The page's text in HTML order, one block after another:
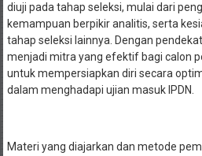
diuji pada tahap seleksi, mulai dari
kemampuan berpikir analitis, serta
tahap seleksi lainnya. Dengan
menjadi mitra yang efektif bagi calon
untuk mempersiapkan diri secara
dalam menghadapi ujian masuk IPDN.
Materi yang diajarkan dan metode